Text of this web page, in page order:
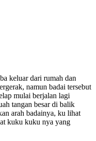
keluar dari rumah dan
namun badai tersebut
mulai berjalan lagi
tangan besar di balik
arah badainya, ku lihat
kuku kuku nya yang